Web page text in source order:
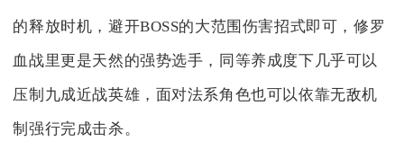
的释放时机，避开BOSS的大范围伤害招式即可，修罗
血战里更是天然的强势选手，同等养成度下几乎可以
压制九成近战英雄，面对法系角色也可以依靠无敌机
制强行完成击杀。